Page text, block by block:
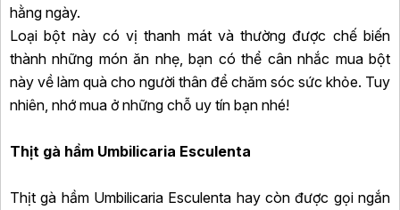
hằng ngày.
Loại bột này có vị thanh mát và thường được chế biến
thành những món ăn nhẹ, bạn có thể cân nhắc mua bột
này về làm quà cho người thân để chăm sóc sức khỏe. Tuy
nhiên, nhớ mua ở những chỗ uy tín bạn nhé!
Thịt gà hầm Umbilicaria Esculenta
Thịt gà hầm Umbilicaria Esculenta hay còn được gọi ngắn